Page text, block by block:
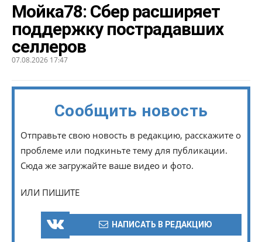
Мойка78: Сбер расширяет
поддержку пострадавших
селлеров
07.08.2026 17:47
Сообщить новость
Отправьте свою новость в редакцию, расскажите о
проблеме или подкиньте тему для публикации.
Сюда же загружайте ваше видео и фото.
ИЛИ ПИШИТЕ
НАПИСАТЬ В РЕДАКЦИЮ